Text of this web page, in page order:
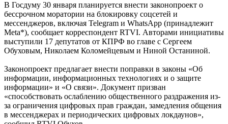
В Госдуму 30 января планируется внести законопроект о
бессрочном моратории на блокировку соцсетей и
мессенджеров, включая Telegram и WhatsApp (принадлежит
Meta*), сообщает корреспондент RTVI. Авторами инициативы
выступили 17 депутатов от КПРФ во главе с Сергеем
Обуховым, Николаем Коломейцевым и Ниной Останиной.
Законопроект предлагает внести поправки в законы «Об
информации, информационных технологиях и о защите
информации» и «О связи». Документ призван
«способствовать ослаблению общественного раздражения из-
за ограничения цифровых прав граждан, замедления общения
в мессенджерах и периодических цифровых локдаунов»,